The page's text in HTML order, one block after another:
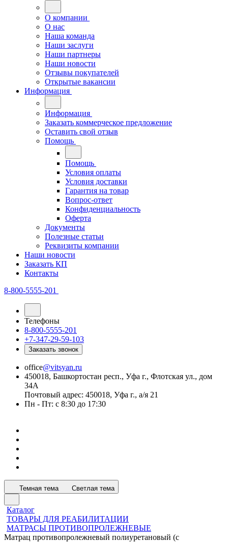
О компании
О нас
Наша команда
Наши заслуги
Наши партнеры
Наши новости
Отзывы покупателей
Открытые вакансии
Информация
Информация
Заказать коммерческое предложение
Оставить свой отзыв
Помощь
Помощь
Условия оплаты
Условия доставки
Гарантия на товар
Вопрос-ответ
Конфиденциальность
Оферта
Документы
Полезные статьи
Реквизиты компании
Наши новости
Заказать КП
Контакты
8-800-5555-201
Телефоны
8-800-5555-201
+7-347-29-59-103
Заказать звонок
office@vitsyan.ru
450018, Башкортостан респ., Уфа г., Флотская ул., дом
34А
Почтовый адрес: 450018, Уфа г., а/я 21
Пн - Пт: с 8:30 до 17:30
Темная тема Светлая тема
Каталог
ТОВАРЫ ДЛЯ РЕАБИЛИТАЦИИ
МАТРАСЫ ПРОТИВОПРОЛЕЖНЕВЫЕ
Матрац противопролежневый полиуретановый (с